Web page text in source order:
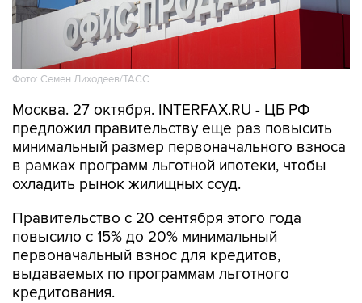
Фото: Семен Лиходеев/ТАСС
Москва. 27 октября. INTERFAX.RU - ЦБ РФ
предложил правительству еще раз повысить
минимальный размер первоначального взноса
в рамках программ льготной ипотеки, чтобы
охладить рынок жилищных ссуд.
Правительство с 20 сентября этого года
повысило с 15% до 20% минимальный
первоначальный взнос для кредитов,
выдаваемых по программам льготного
кредитования.